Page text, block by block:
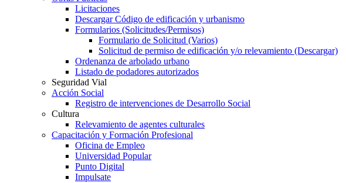
Licitaciones
Descargar Código de edificación y urbanismo
Formularios (Solicitudes/Permisos)
Formulario de Solicitud (Varios)
Solicitud de permiso de edificación y/o relevamiento (Descargar)
Ordenanza de arbolado urbano
Listado de podadores autorizados
Seguridad Vial
Acción Social
Registro de intervenciones de Desarrollo Social
Cultura
Relevamiento de agentes culturales
Capacitación y Formación Profesional
Oficina de Empleo
Universidad Popular
Punto Digital
Impulsate